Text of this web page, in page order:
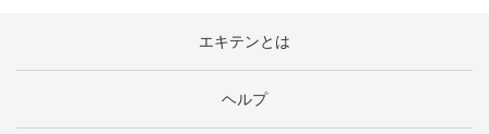
エキテンとは
ヘルプ